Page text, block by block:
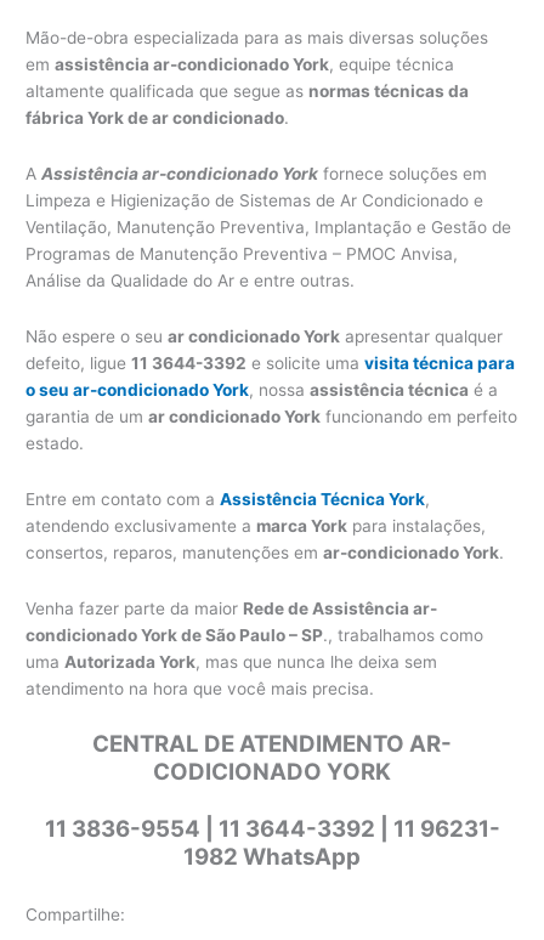
Mão-de-obra especializada para as mais diversas soluções
emassistência ar-condicionado York, equipe técnica
altamente qualificada que segue as normas técnicas da
fábrica York de ar condicionado.
AAssistência ar-condicionado York fornece soluções em
Limpeza e Higienização de Sistemas de Ar Condicionado e
Ventilação, Manutenção Preventiva, Implantação e Gestão de
Programas de Manutenção Preventiva – PMOC Anvisa,
Análise da Qualidade do Ar e entre outras.
Não espere o seuar condicionado York apresentar qualquer
defeito, ligue11 3644-3392 e solicite umavisita técnica para
o seu ar-condicionado York, nossaassistência técnica é a
garantia de umar condicionado York funcionando em perfeito
estado.
Entre em contato com aAssistência Técnica York,
atendendo exclusivamente a marca York para instalações,
consertos, reparos, manutenções emar-condicionado York.
Venha fazer parte da maior Rede de Assistência ar-
condicionado York de São Paulo – SP., trabalhamos como
uma Autorizada York, mas que nunca lhe deixa sem
atendimento na hora que você mais precisa.
CENTRAL DE ATENDIMENTO AR-
CODICIONADO YORK
11 3836-9554 | 11 3644-3392 | 11 96231-
1982 WhatsApp
Compartilhe: